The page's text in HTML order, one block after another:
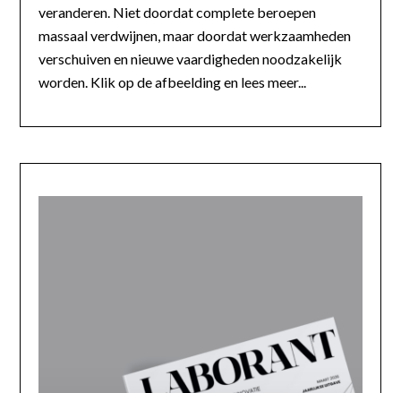
veranderen. Niet doordat complete beroepen
massaal verdwijnen, maar doordat werkzaamheden
verschuiven en nieuwe vaardigheden noodzakelijk
worden. Klik op de afbeelding en lees meer...